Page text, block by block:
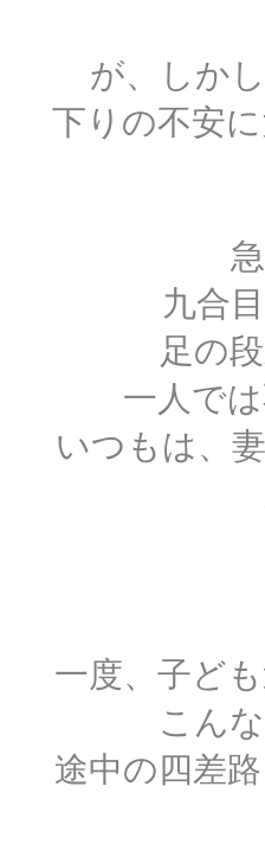
が、しか
下りの不安
九合
足の
一人で
いつもは、
一度、子ど
こん
途中の四差